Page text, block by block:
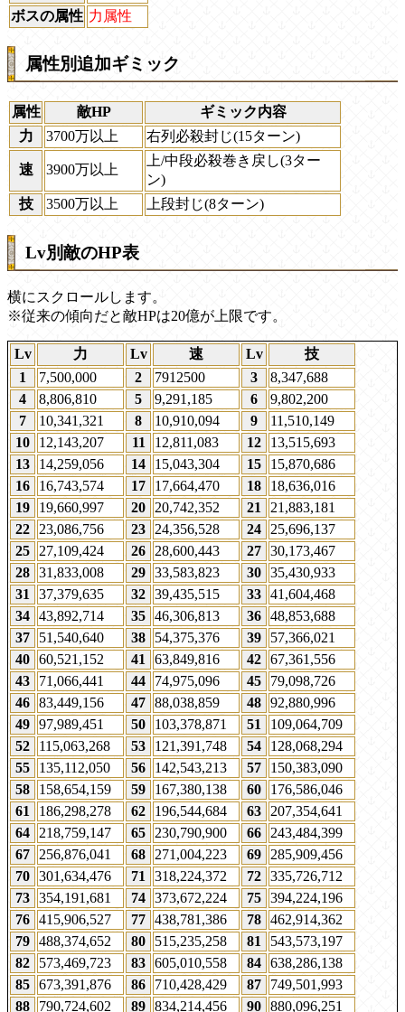
ボスの属性 力属性
属性別追加ギミック
属性 敵HP
ギミック内容
力
3700万以上 右列必殺封じ(15ターン)
速 3900万以上
上/中段必殺巻き戻し(3ター
ン)
技
3500万以上 上段封じ(8ターン)
Lv別敵のHP表
横にスクロールします。
※従来の傾向だと敵HPは20億が上限です。
Lv 力 Lv 速 Lv
技
1
7,500,000 2 7912500 3
8,347,688
4
8,806,810 5 9,291,185 6
9,802,200
7
10,341,321 8 10,910,094 9
11,510,149
10
12,143,207 11 12,811,083 12
13,515,693
13
14,259,056 14 15,043,304 15
15,870,686
16
16,743,574 17 17,664,470 18
18,636,016
19
19,660,997 20 20,742,352 21
21,883,181
22
23,086,756 23 24,356,528 24
25,696,137
25
27,109,424 26 28,600,443 27 30,173,467
28 31,833,008 29 33,583,823 30 35,430,933
31
37,379,635 32 39,435,515 33 41,604,468
34 43,892,714 35 46,306,813 36 48,853,688
37
51,540,640 38 54,375,376 39
57,366,021
40 60,521,152 41 63,849,816 42 67,361,556
43
71,066,441 44 74,975,096 45
79,098,726
46 83,449,156 47 88,038,859 48 92,880,996
49 97,989,451 50 103,378,871 51
109,064,709
52
115,063,268 53 121,391,748 54
128,068,294
55
135,112,050 56 142,543,213 57
150,383,090
58
158,654,159 59 167,380,138 60
176,586,046
61
186,298,278 62 196,544,684 63
207,354,641
64
218,759,147 65 230,790,900 66
243,484,399
67
256,876,041 68 271,004,223 69
285,909,456
70 301,634,476 71 318,224,372 72 335,726,712
73 354,191,681 74 373,672,224 75 394,224,196
76 415,906,527 77 438,781,386 78 462,914,362
79 488,374,652 80 515,235,258 81
543,573,197
82
573,469,723 83 605,010,558 84 638,286,138
85 673,391,876 86 710,428,429 87
749,501,993
88
790,724,602 89 834,214,456 90 880,096,251